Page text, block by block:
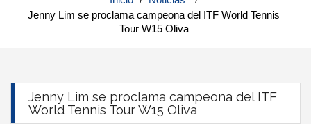
Jenny Lim se proclama campeona del ITF World Tennis
Tour W15 Oliva
Jenny Lim se proclama campeona del ITF
World Tennis Tour W15 Oliva